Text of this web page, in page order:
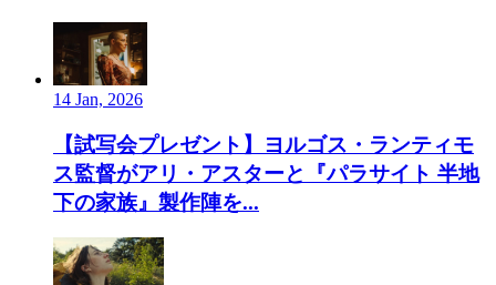
14 Jan, 2026
【試写会プレゼント】ヨルゴス・ランティモ
ス監督がアリ・アスターと『パラサイト 半地
下の家族』製作陣を...